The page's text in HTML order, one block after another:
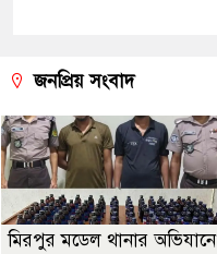
জনপ্রিয় সংবাদ
মিরপুর মডেল থানার অভিযানে